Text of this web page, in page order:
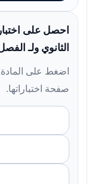
احصل على
الثانوي ولـ الفصل
اضغط على المادة
صفحة اختباراتها.